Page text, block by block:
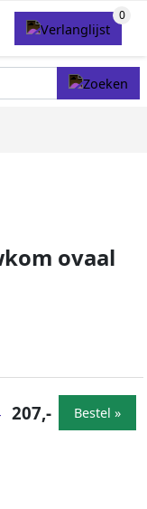
ovaal
207,- Bestel »